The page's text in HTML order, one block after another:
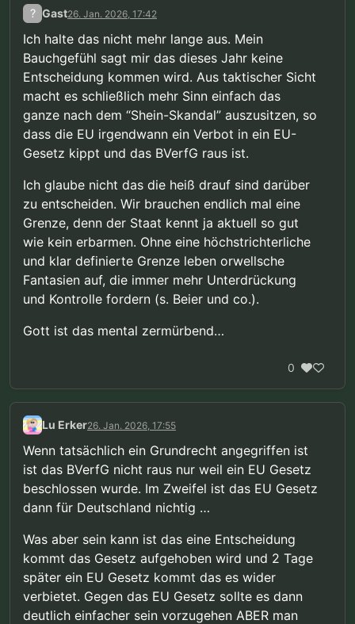
? Gast26. Jan. 2026, 17:42
Ich halte das nicht mehr lange aus. Mein
Bauchgefühl sagt mir das dieses Jahr keine
Entscheidung kommen wird. Aus taktischer Sicht
macht es schließlich mehr Sinn einfach das
ganze nach dem “Shein-Skandal” auszusitzen, so
dass die EU irgendwann ein Verbot in ein EU-
Gesetz kippt und das BVerfG raus ist.
Ich glaube nicht das die heiß drauf sind darüber
zu entscheiden. Wir brauchen endlich mal eine
Grenze, denn der Staat kennt ja aktuell so gut
wie kein erbarmen. Ohne eine höchstrichterliche
und klar definierte Grenze leben orwellsche
Fantasien auf, die immer mehr Unterdrückung
und Kontrolle fordern (s. Beier und co.).
Gott ist das mental zermürbend…
0
Lu Erker26. Jan. 2026, 17:55
Wenn tatsächlich ein Grundrecht angegriffen ist
ist das BVerfG nicht raus nur weil ein EU Gesetz
beschlossen wurde. Im Zweifel ist das EU Gesetz
dann für Deutschland nichtig …
Was aber sein kann ist das eine Entscheidung
kommt das Gesetz aufgehoben wird und 2 Tage
später ein EU Gesetz kommt das es wider
verbietet. Gegen das EU Gesetz sollte es dann
deutlich einfacher sein vorzugehen ABER man